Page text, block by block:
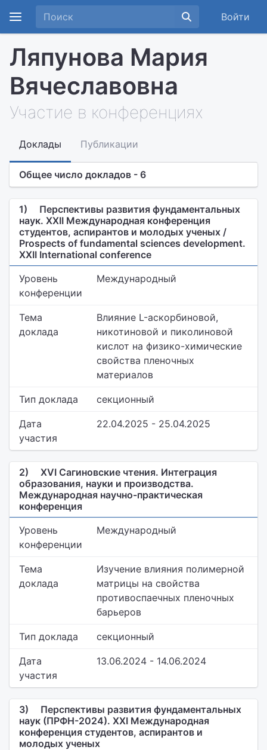
Войти
Ляпунова Мария
Вячеславовна
Участие в конференциях
Доклады Публикации
Общее число докладов - 6
1)
Перспективы развития фундаментальных
наук. XXII Международная конференция
студентов, аспирантов и молодых ученых /
Prospects of fundamental sciences development.
XXII International conference
Уровень
конференции
Международный
Тема
доклада
Влияние L-аскорбиновой,
никотиновой и пиколиновой
кислот на физико-химические
свойства пленочных
материалов
Тип доклада секционный
Дата
участия
22.04.2025 - 25.04.2025
2)
XVI Сагиновские чтения. Интеграция
образования, науки и производства.
Международная научно-практическая
конференция
Уровень
конференции
Международный
Тема
доклада
Изучение влияния полимерной
матрицы на свойства
противоспаечных пленочных
барьеров
Тип доклада секционный
Дата
участия
13.06.2024 - 14.06.2024
3)
Перспективы развития фундаментальных
наук (ПРФН-2024). XXI Международная
конференция студентов, аспирантов и
молодых ученых